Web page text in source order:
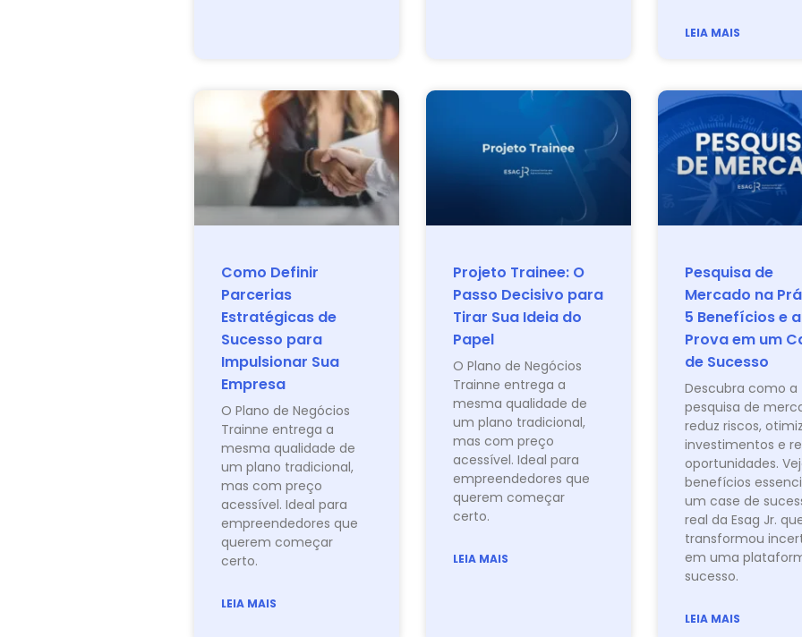
LEIA MAIS
Como Definir
Parcerias
Estratégicas de
Sucesso para
Impulsionar Sua
Empresa
O Plano de Negócios
Trainne entrega a
mesma qualidade de
um plano tradicional,
mas com preço
acessível. Ideal para
empreendedores que
querem começar
certo.
LEIA MAIS
Projeto Trainee: O
Passo Decisivo para
Tirar Sua Ideia do
Papel
O Plano de Negócios
Trainne entrega a
mesma qualidade de
um plano tradicional,
mas com preço
acessível. Ideal para
empreendedores que
querem começar
certo.
LEIA MAIS
Pesquisa de
Mercado na
5 Benefícios e a
Prova em um
de Sucesso
Descubra como a
pesquisa de
reduz riscos,
investimentos e
oportunidades.
benefícios
um case de
real da Esag Jr.
transformou
em uma
sucesso.
LEIA MAIS